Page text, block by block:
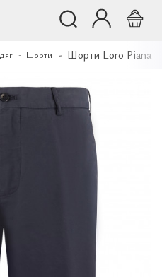
Шорти Шорти Loro Piana